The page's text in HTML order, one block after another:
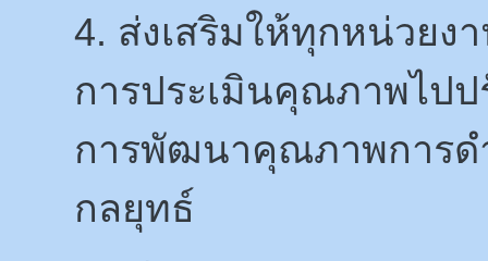
4. ส่งเสริมให้ทุกหน่วยง
การประเมินคุณภาพไปป
การพัฒนาคุณภาพการด
กลยุทธ์